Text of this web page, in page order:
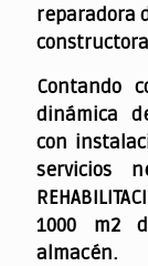
reparadora
Contando
dinámica
con
servicios
1000 m2
almacén.